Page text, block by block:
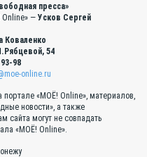
пресса»
— Усков Сергей
Коваленко
54
98
online.ru
портале «МОЁ! Online», материалов,
новости», а также
сайта могут не совпадать
«МОЁ! Online».